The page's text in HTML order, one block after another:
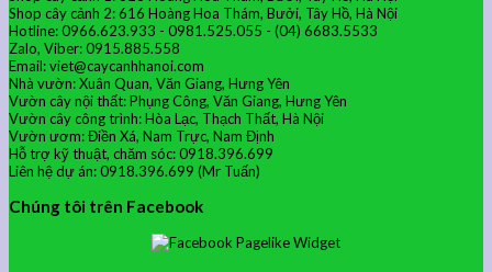
Shop cây cảnh 2: 616 Hoàng Hoa Thám, Bưởi, Tây Hồ, Hà Nội
Hotline: 0966.623.933 - 0981.525.055 - (04) 6683.5533
Zalo, Viber: 0915.885.558
Email: viet@caycanhhanoi.com
Nhà vườn: Xuân Quan, Văn Giang, Hưng Yên
Vườn cây nội thất: Phụng Công, Văn Giang, Hưng Yên
Vườn cây công trình: Hòa Lạc, Thạch Thất, Hà Nội
Vườn ươm: Điền Xá, Nam Trực, Nam Định
Hỗ trợ kỹ thuật, chăm sóc: 0918.396.699
Liên hệ dự án: 0918.396.699 (Mr Tuấn)
Chúng tôi trên Facebook